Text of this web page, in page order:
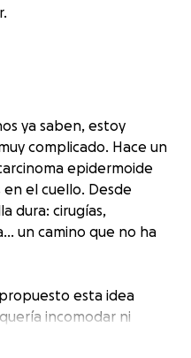
ya saben, estoy
complicado. Hace un
epidermoide
el cuello. Desde
dura: cirugías,
un camino que no ha
esta idea
incomodar ni
hoy mi realidad es